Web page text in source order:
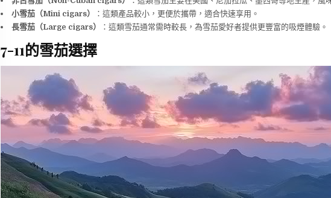
小雪茄（Mini cigars）
：這類產品較小，更便於攜帶，適合快速享用。
長雪茄（Large cigars）
：這類雪茄通常需時較長，為雪茄愛好者提供更豐富的吸煙體驗。
7-11的雪茄選擇